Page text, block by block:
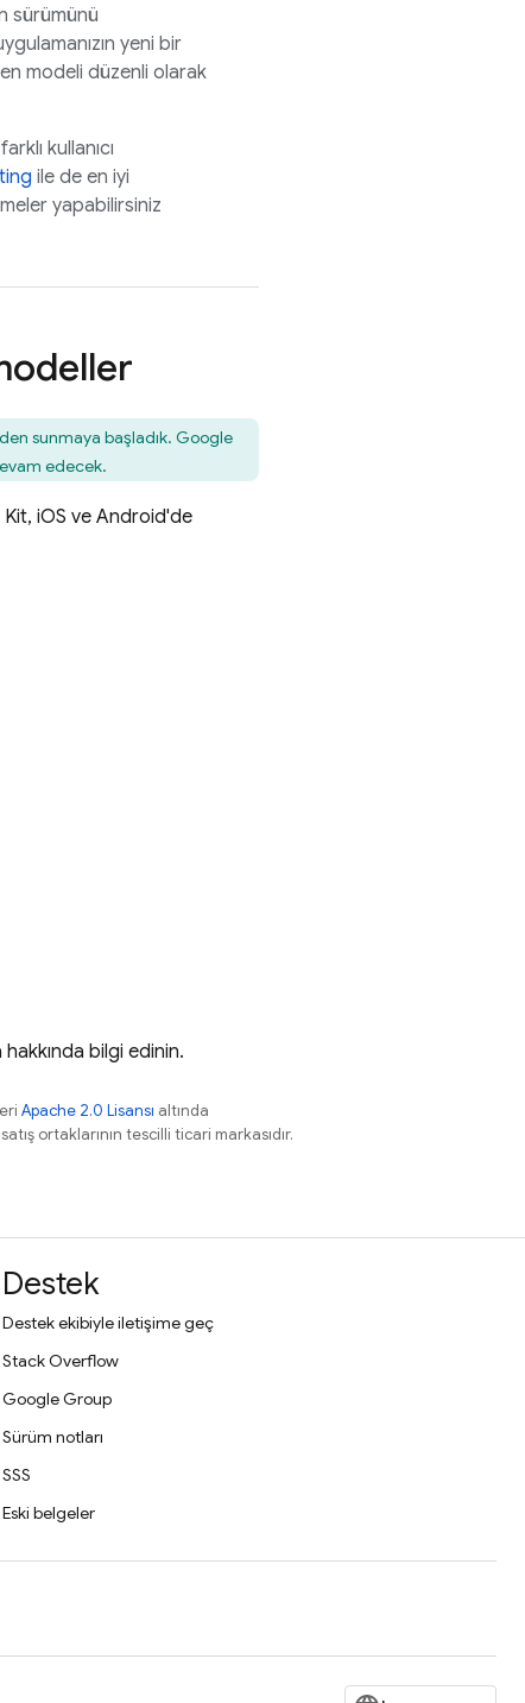
sürümünü
yeni bir
modeli düzenli olarak
kullanıcı
ile de en iyi
yapabilirsiniz
sunmaya başladık. Google
edecek.
Kit, iOS ve Android'de
hakkında bilgi edinin.
Apache 2.0 Lisansı altında
ortaklarının tescilli ticari markasıdır.
Destek
Destek ekibiyle iletişime geç
Stack Overflow
Google Group
Sürüm notları
SSS
Eski belgeler